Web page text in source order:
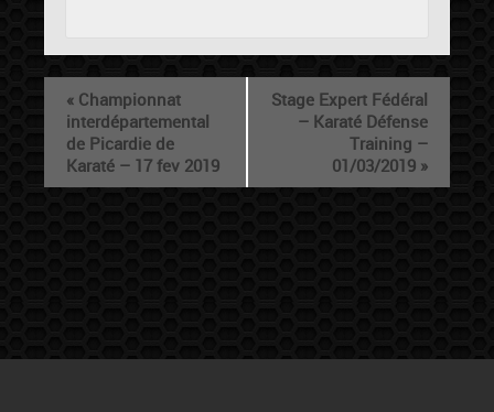
« Championnat
interdépartemental
de Picardie de
Karaté – 17 fev 2019
Stage Expert Fédéral
– Karaté Défense
Training –
01/03/2019 »